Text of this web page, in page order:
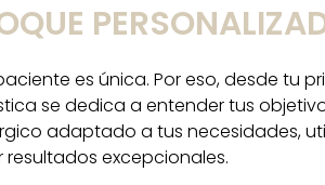
es única. Por eso, desde tu
se dedica a entender tus
adaptado a tus necesidades,
excepcionales.